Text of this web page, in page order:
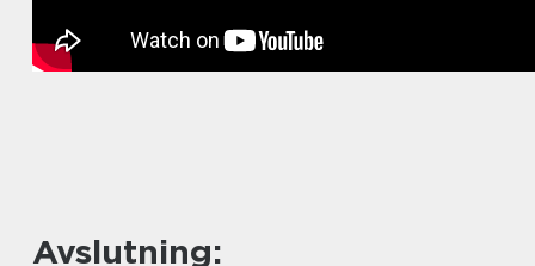
Avslutning: